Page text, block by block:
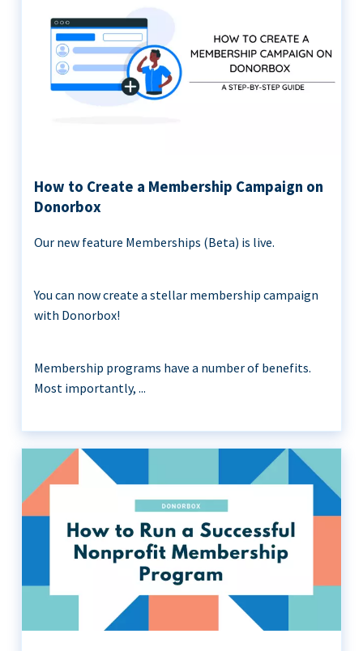
How to Create a Membership Campaign on
Donorbox
Our new feature Memberships (Beta) is live.
You can now create a stellar membership campaign
with Donorbox!
Membership programs have a number of benefits.
Most importantly, ...